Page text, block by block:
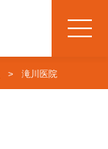
> 滝川医院